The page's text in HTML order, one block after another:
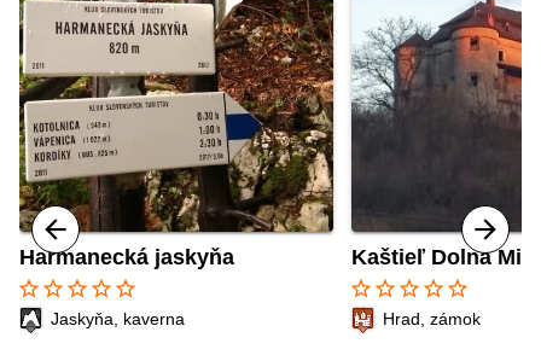
Harmanecká jaskyňa
star_border star_border star_border star_border star_border
Jaskyňa, kaverna
Kaštieľ Dolná
star_border star_border star_border star_border star_border
Hrad, zámok